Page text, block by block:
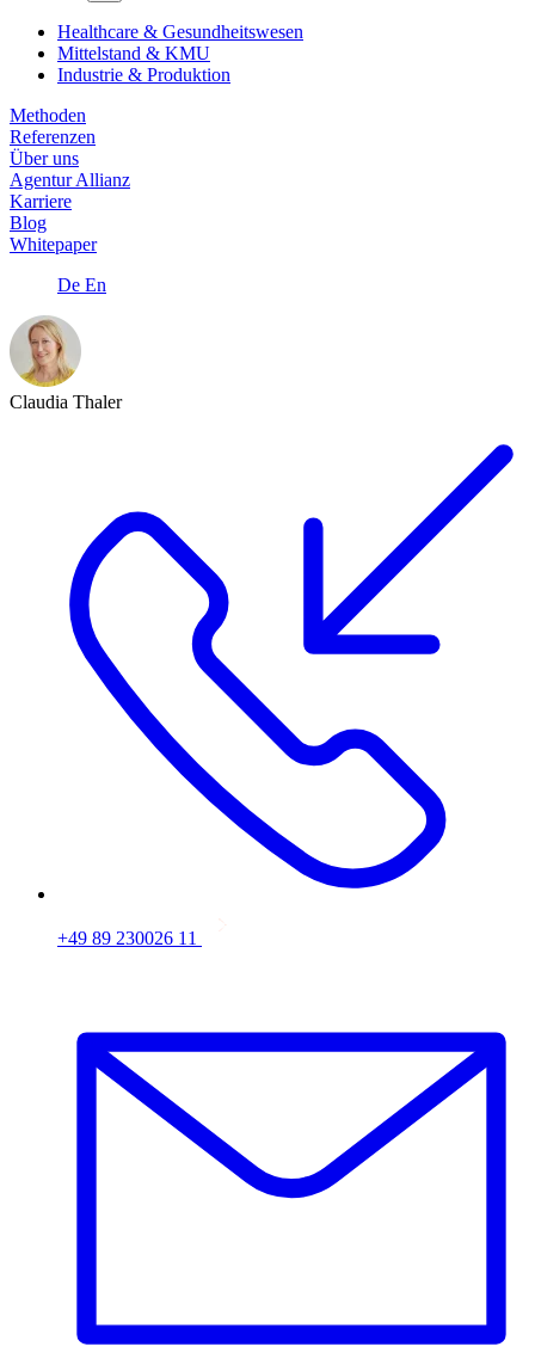
Healthcare & Gesundheitswesen
Mittelstand & KMU
Industrie & Produktion
Methoden
Referenzen
Über uns
Agentur Allianz
Karriere
Blog
Whitepaper
De En
Claudia Thaler
+49 89 230026 11